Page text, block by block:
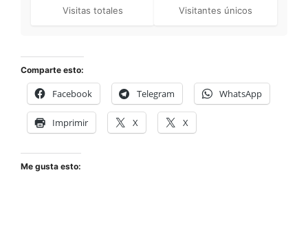
Visitas totales Visitantes únicos
Comparte esto:
Facebook Telegram WhatsApp
Imprimir X X
Me gusta esto: